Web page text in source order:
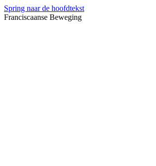
Spring naar de hoofdtekst
Franciscaanse Beweging